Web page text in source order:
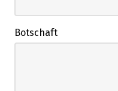
Botschaft